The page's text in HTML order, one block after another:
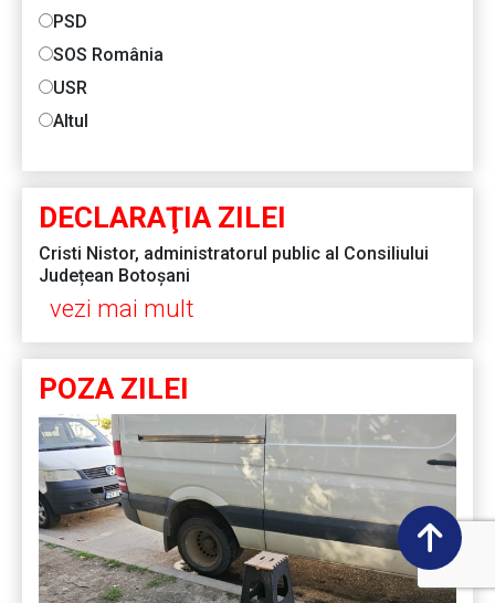
PSD
SOS România
USR
Altul
DECLARAŢIA ZILEI
Cristi Nistor, administratorul public al Consiliului
Județean Botoșani
vezi mai mult
POZA ZILEI